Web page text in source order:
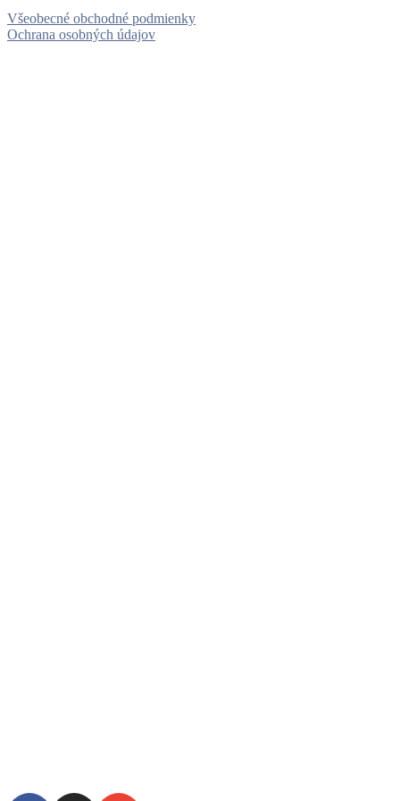
Všeobecné obchodné podmienky
Ochrana osobných údajov